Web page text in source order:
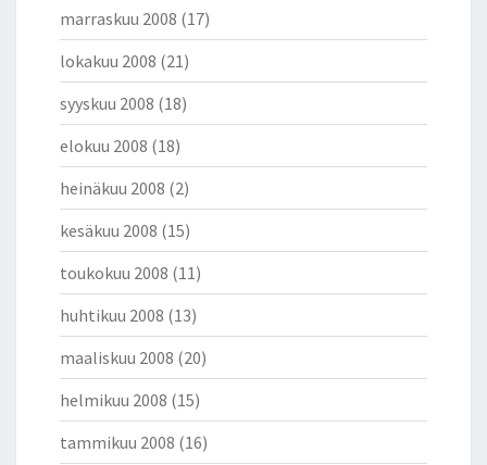
marraskuu 2008 (17)
lokakuu 2008 (21)
syyskuu 2008 (18)
elokuu 2008 (18)
heinäkuu 2008 (2)
kesäkuu 2008 (15)
toukokuu 2008 (11)
huhtikuu 2008 (13)
maaliskuu 2008 (20)
helmikuu 2008 (15)
tammikuu 2008 (16)